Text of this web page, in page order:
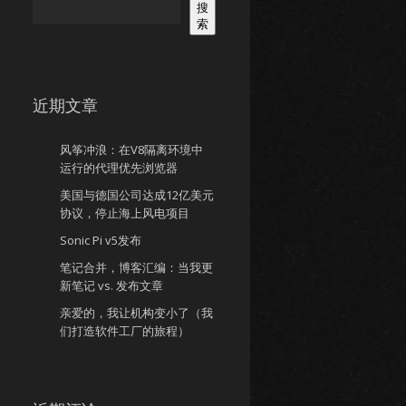
搜
索
近期文章
风筝冲浪：在V8隔离环境中
运行的代理优先浏览器
美国与德国公司达成12亿美元
协议，停止海上风电项目
Sonic Pi v5发布
笔记合并，博客汇编：当我更
新笔记 vs. 发布文章
亲爱的，我让机构变小了（我
们打造软件工厂的旅程）